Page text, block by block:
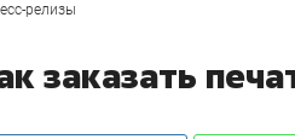
релизы
заказать